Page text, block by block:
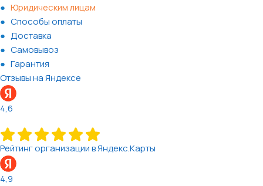
Юридическим лицам
Способы оплаты
Доставка
Самовывоз
Гарантия
Отзывы на Яндексе
4,6
Рейтинг организации в Яндекс.Карты
4,9